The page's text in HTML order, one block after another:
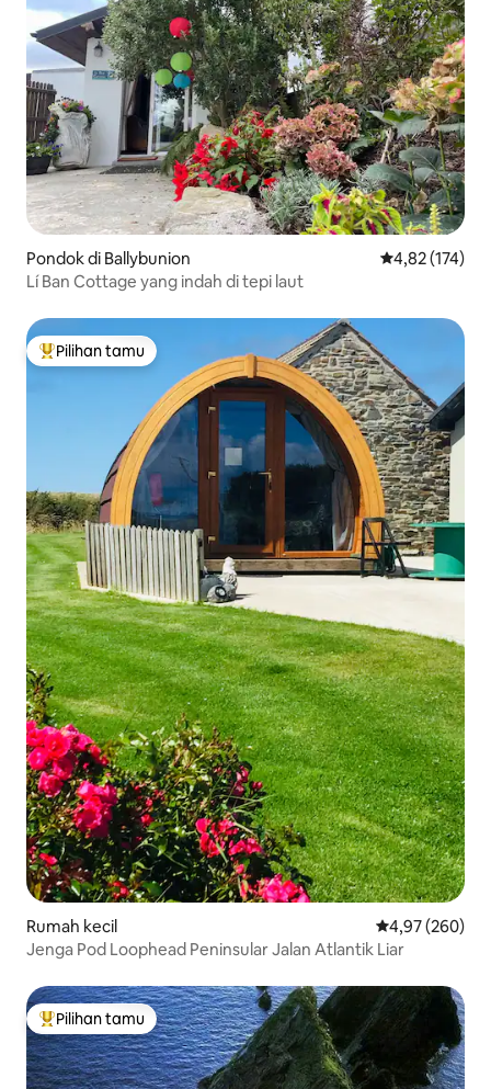
Pondok di Ballybunion Nilai rata-rata
4,82 (174)
Lí Ban Cottage yang indah di tepi laut
Pilihan tamu terpopuler
Pilihan tamu
Rumah kecil Nilai rata-rata
4,97 (260)
Jenga Pod Loophead Peninsular Jalan Atlantik Liar
Pilihan tamu terpopuler
Pilihan tamu